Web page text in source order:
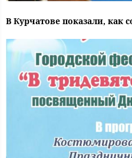
В Курчатове показали, как